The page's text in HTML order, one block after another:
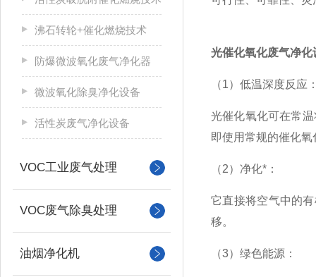
沸石转轮+催化燃烧技术
防爆微波氧化废气净化器
微波氧化除臭净化设备
活性炭废气净化设备
VOC工业废气处理
VOC废气除臭处理
油烟净化机
光催化氧化废气净化
（1）低温深度反应
光催化氧化可在常
即使用常规的催化
（2）净化*：
它直接将空气中的
移。
（3）绿色能源：